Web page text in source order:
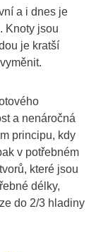
a i dnes je
Knoty jsou
je kratší
a nenáročná
principu, kdy
v potřebném
které jsou
délky,
do 2/3 hladiny